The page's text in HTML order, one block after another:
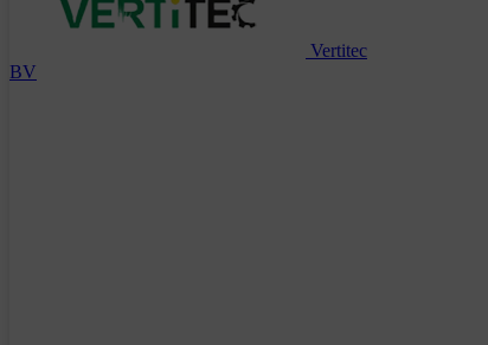
Vertitec
BV